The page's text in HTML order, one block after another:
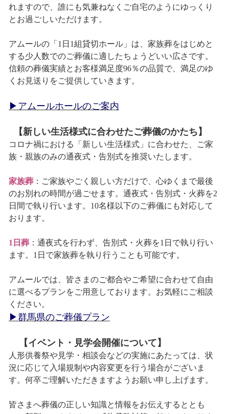
れますので、誰にも気兼ねなくご自宅のようにゆっくり
とお過ごしいただけます。
アムールの「1日1組貸切ホール」は、家族葬をはじめと
する少人数でのご葬儀に適したちょうどいい広さです。
信頼の葬儀実績とお客様満足度96％の品質で、満足のゆ
くお見送りをご提供していきます。
▶アムールホールのご案内
【新しい生活様式に合わせたご葬儀のかたち】
コロナ禍における「新しい生活様式」に合わせた、ご家
族・親族のみの通夜式・告別式を推奨いたします。
家族葬：ご家族やごく親しい方だけで、心ゆくまで最後
のお別れの時間が過ごせます。通夜式・告別式・火葬を2
日間で執り行います。10名様以下のご葬儀にも対応して
おります。
1日葬：通夜式を行わず、告別式・火葬を1日で執り行い
ます。1日で家族葬を執り行うことも可能です。
アムールでは、皆さまのご都合やご希望に合わせて自由
に選べるプランをご用意しております。お気軽にご相談
ください。
▶群馬県のご葬儀プラン
【イベント・見学会開催について】
人形供養祭や見学・相談会などの実施にあたっては、状
況に応じて入場規制や内容変更を行う場合がございま
す。何卒ご理解いただきますようお願い申し上げます。
皆さまへ葬儀の正しい知識と情報をお伝えするととも